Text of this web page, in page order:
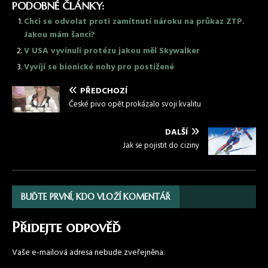
PODOBNÉ ČLÁNKY:
Chci se odvolat proti zamítnutí nároku na průkaz ZTP.
Jakou mám šanci?
V USA vyvinuli protézu jakou měl Skywalker
Vyvíjí se bionické nohy pro postižené
PŘEDCHOZÍ
České pivo opět prokázalo svoji kvalitu
DALŠÍ
Jak se pojistit do ciziny
BUĎTE PRVNÍ, KDO VLOŽÍ KOMENTÁŘ
Přidejte odpověď
Vaše e-mailová adresa nebude zveřejněna.